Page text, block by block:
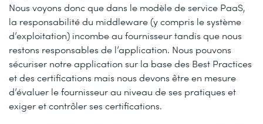
Nous voyons donc que dans le modèle de service PaaS,
la responsabilité du middleware (y compris le système
d’exploitation) incombe au fournisseur tandis que nous
restons responsables de l’application. Nous pouvons
sécuriser notre application sur la base des Best Practices
et des certifications mais nous devons être en mesure
d’évaluer le fournisseur au niveau de ses pratiques et
exiger et contrôler ses certifications.